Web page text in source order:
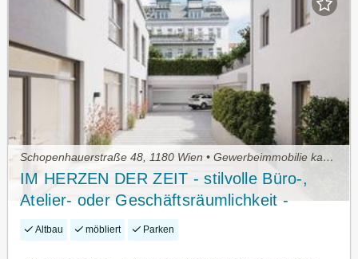
Schopenhauerstraße 48, 1180 Wien • Gewerbeimmobilie kaufen
IM HERZEN DER ZEIT - stilvolle Büro-,
Atelier- oder Geschäftsräumlichkeit -
PROVISIONSFREI
Altbau möbliert Parken